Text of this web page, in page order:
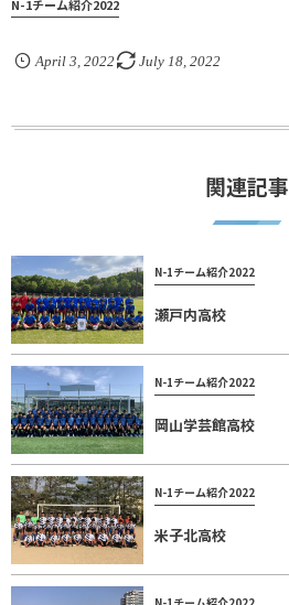
N-1チーム紹介2022
April 3, 2022 July 18, 2022
関連記事
N-1チーム紹介2022
瀬戸内高校
N-1チーム紹介2022
岡山学芸館高校
N-1チーム紹介2022
米子北高校